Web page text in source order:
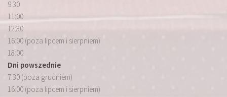
9:30
11:00
12:30
16:00 (poza lipcem i sierpniem)
18:00
Dni powszednie
7:30 (poza grudniem)
16:00 (poza lipcem i sierpniem)